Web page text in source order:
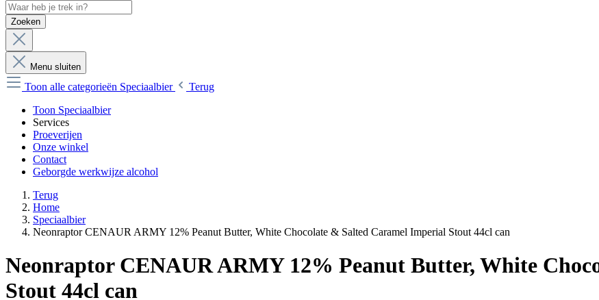
Zoeken
Menu sluiten
Toon alle categorieën Speciaalbier
Terug
Toon Speciaalbier
Services
Proeverijen
Onze winkel
Contact
Geborgde werkwijze alcohol
Terug
Home
Speciaalbier
Neonraptor CENAUR ARMY 12% Peanut Butter, White Chocolate & Salted Caramel Imperial Stout 44cl can
Neonraptor CENAUR ARMY 12% Peanut Butter, White
Stout 44cl can